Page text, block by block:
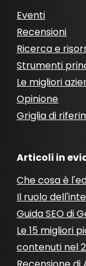
Eventi
Recensioni
Ricerca e
Strumenti
Le migliori
Opinione
Griglia di
Articoli in
Che cosa è
Il ruolo
Guida SEO di
Le 15 migliori
contenuti nel